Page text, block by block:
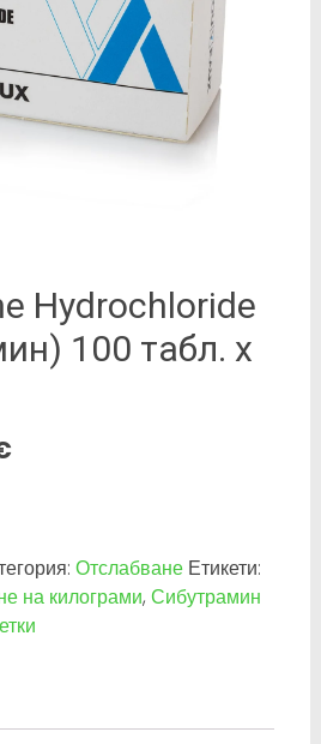
Hydrochloride
100 табл. х
Отслабване Етикети:
на килограми, Сибутрамин